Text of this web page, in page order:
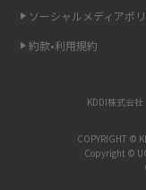
方法を詳しく解説
着信拒否とは？設定方
ソーシャルメディアポ
約款•利用規約
KDDI株式会
COPYRIGHT ©
Copyright ©